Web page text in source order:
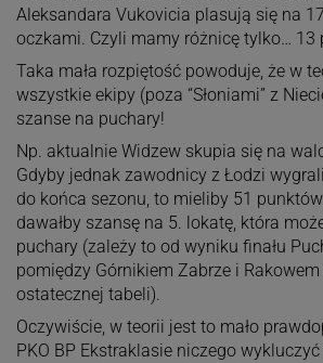
Aleksandara Vukovicia plasują się na
oczkami. Czyli mamy różnicę tylko… 13
Taka mała rozpiętość powoduje, że w
wszystkie ekipy (poza “Słoniami” z
szanse na puchary!
Np. aktualnie Widzew skupia się na
Gdyby jednak zawodnicy z Łodzi
do końca sezonu, to mieliby 51
dawałby szansę na 5. lokatę, która
puchary (zależy to od wyniku finału
pomiędzy Górnikiem Zabrze i
ostatecznej tabeli).
Oczywiście, w teorii jest to mało
PKO BP Ekstraklasie niczego